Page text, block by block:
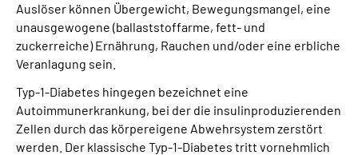
Auslöser können Übergewicht, Bewegungsmangel, eine
unausgewogene (ballaststoffarme, fett- und
zuckerreiche) Ernährung, Rauchen und/oder eine erbliche
Veranlagung sein.
Typ-1-Diabetes hingegen bezeichnet eine
Autoimmunerkrankung, bei der die insulinproduzierenden
Zellen durch das körpereigene Abwehrsystem zerstört
werden. Der klassische Typ-1-Diabetes tritt vornehmlich